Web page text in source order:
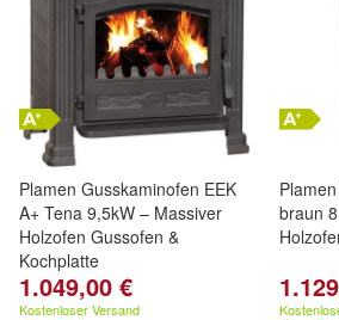
Plamen Gusskaminofen EEK
A+ Tena 9,5kW – Massiver
Holzofen Gussofen &
Kochplatte
1.049,00 €
Kostenloser Versand
braun